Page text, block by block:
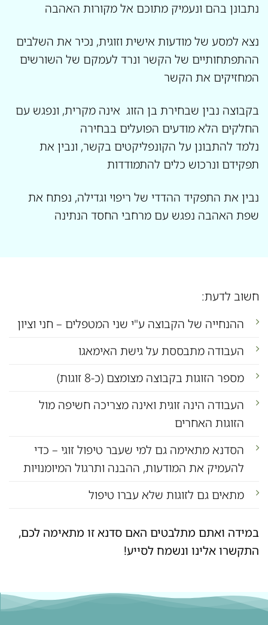
נתבונן בהם ונעמיק מתוכם אל מקורות האהבה
נצא למסע של מודעות אישית וזוגית, נכיר את השלבים
ההתפתחותיים של הקשר ונרד לעמקם של השורשים
המחזיקים את הקשר
בקבוצה נבין שבחירת בן הזוג אינה מקרית, ונפגש עם
החלקים הלא מודעים הפועלים בבחירה
נלמד להתבונן על הקונפליקטים בקשר, ונבין את
תפקידם ונרכוש כלים להתמודדות
נבין את התפקיד ההדדי של ריפוי וגדילה, נפתח את
שפת האהבה נפגש עם מרחבי החסד הנתינה
חשוב לדעת:
ההנחייה של הקבוצה ע"י שני המטפלים – חני וציון
העבודה מתבססת על גישת האימאגו
מספר הזוגות בקבוצה מצומצם (כ-8 זוגות)
העבודה הינה זוגית ואינה מצריכה חשיפה מול
הזוגות האחרים
הסדנא מתאימה גם למי שעבר טיפול זוגי – כדי
להעמיק את המודעות, ההבנה ותרגול המיומנויות
מתאים גם לזוגות שלא עברו טיפול
במידה ואתם מתלבטים האם סדנא זו מתאימה לכם,
התקשרו אלינו ונשמח לסייע!